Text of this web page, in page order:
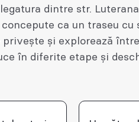
dintre str.
ca un traseu cu
și explorează
în diferite etape și